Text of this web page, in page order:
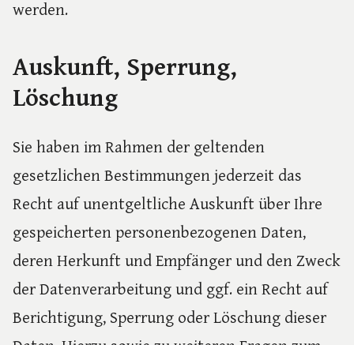
werden.
Auskunft, Sperrung,
Löschung
Sie haben im Rahmen der geltenden
gesetzlichen Bestimmungen jederzeit das
Recht auf unentgeltliche Auskunft über Ihre
gespeicherten personenbezogenen Daten,
deren Herkunft und Empfänger und den Zweck
der Datenverarbeitung und ggf. ein Recht auf
Berichtigung, Sperrung oder Löschung dieser